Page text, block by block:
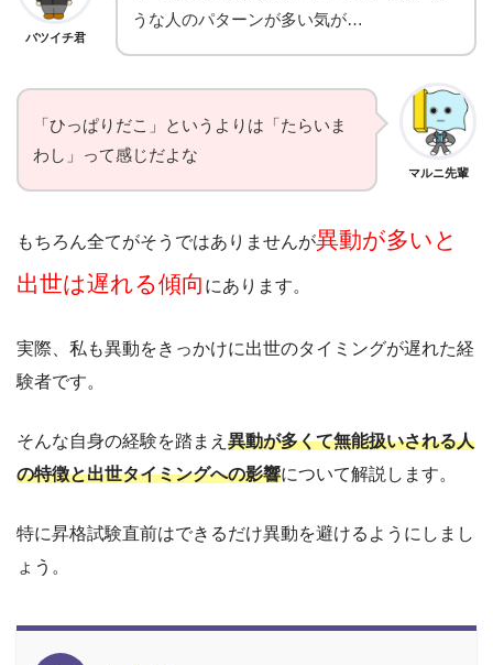
バツイチ君
うな人のパターンが多い気が…
マルニ先輩
「ひっぱりだこ」というよりは「たらいま
わし」って感じだよな
もちろん全てがそうではありませんが異動が多いと
出世は遅れる傾向 にあります。
実際、私も異動をきっかけに出世のタイミングが遅れた経
験者です。
そんな自身の経験を踏まえ 異動が多くて無能扱いされる人
の特徴と出世タイミングへの影響について解説します。
特に昇格試験直前はできるだけ異動を避けるようにしまし
ょう。